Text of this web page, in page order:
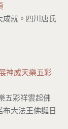
成就。四川唐氏
神威天樂五彩
五彩祥雲起佛
大法王佛誕日